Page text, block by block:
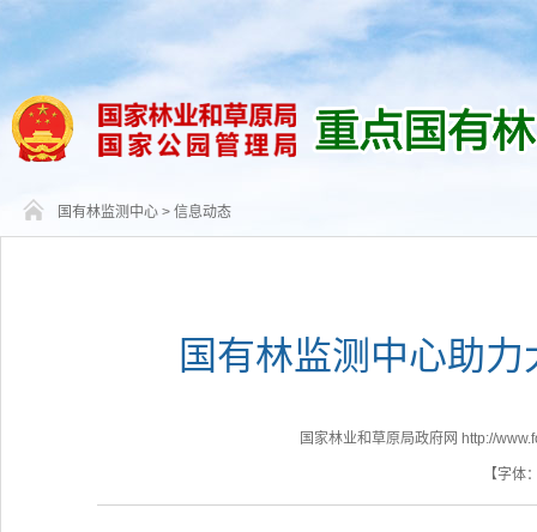
国有林监测中心 > 信息动态
国有林监测中心助
国家林业和草原局政府网 http://
【字体